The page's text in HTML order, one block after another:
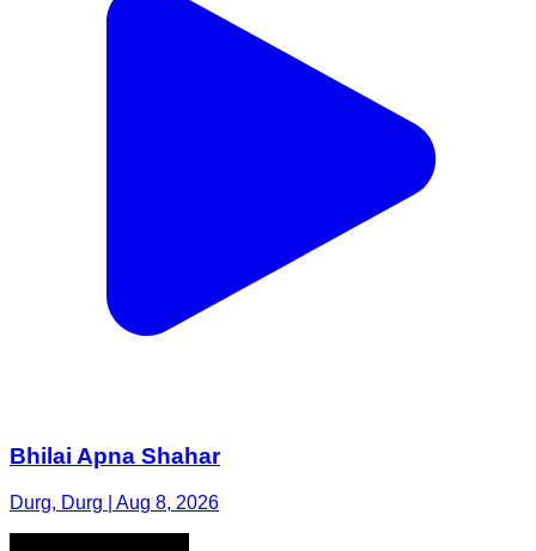
Bhilai Apna Shahar
Durg, Durg | Aug 8, 2026